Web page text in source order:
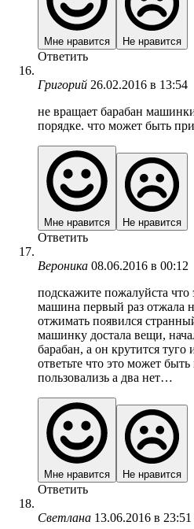
Мне нравится Не нравится
Ответить
Григорий 26.02.2016 в 13:54
не вращает барабан
порядке. что может быть
Мне нравится Не нравится
Ответить
Вероника 08.06.2016 в 00:12
подскажите пожалуйста что
машина первый раз отжала
отжимать появился
машинку достала вещи,
барабан, а он крутится
ответьте что это может
пользовализь а два нет…
Мне нравится Не нравится
Ответить
Светлана 13.06.2016 в 23:51